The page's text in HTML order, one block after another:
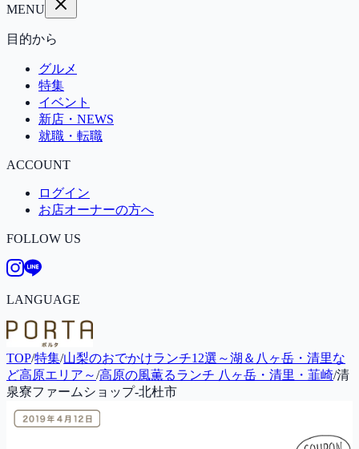
MENU
目的から
グルメ
特集
イベント
新店・NEWS
就職・転職
ACCOUNT
ログイン
お店オーナーの方へ
FOLLOW US
LANGUAGE
TOP/特集/山梨のおでかけランチ12選～湖＆八ヶ岳・清里な
ど高原エリア～/高原の風薫るランチ 八ヶ岳・清里・韮崎/清
泉寮ファームショップ-北杜市